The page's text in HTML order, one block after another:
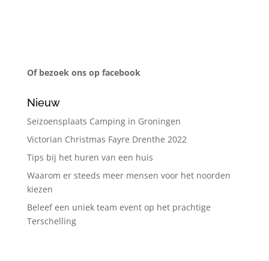
Of bezoek ons op facebook
Nieuw
Seizoensplaats Camping in Groningen
Victorian Christmas Fayre Drenthe 2022
Tips bij het huren van een huis
Waarom er steeds meer mensen voor het noorden
kiezen
Beleef een uniek team event op het prachtige
Terschelling